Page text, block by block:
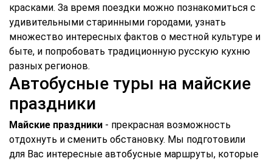
красками. За время поездки можно познакомиться с
удивительными старинными городами, узнать
множество интересных фактов о местной культуре и
быте, и попробовать традиционную русскую кухню
разных регионов.
Автобусные туры на майские
праздники
Майские праздники - прекрасная возможность
отдохнуть и сменить обстановку. Мы подготовили
для Вас интересные автобусные маршруты, которые